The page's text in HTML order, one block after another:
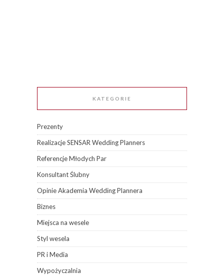
KATEGORIE
Prezenty
Realizacje SENSAR Wedding Planners
Referencje Młodych Par
Konsultant Ślubny
Opinie Akademia Wedding Plannera
Biznes
Miejsca na wesele
Styl wesela
PR i Media
Wypożyczalnia